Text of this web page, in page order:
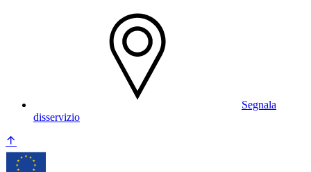
Segnala
disservizio